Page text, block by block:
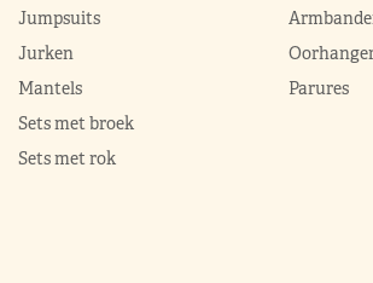
Jumpsuits
Jurken
Mantels
Sets met broek
Sets met rok
Parures